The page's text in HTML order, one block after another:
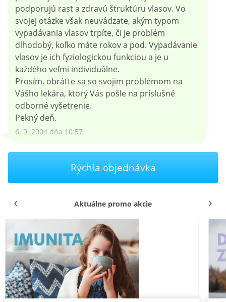
podporujú rast a zdravú štruktúru vlasov. Vo
svojej otázke však neuvádzate, akým typom
vypadávania vlasov trpíte, či je problém
dlhodobý, koľko máte rokov a pod. Vypadávanie
vlasov je ich fyziologickou funkciou a je u
každého veľmi individuálne.
Prosím, obráťte sa so svojim problémom na
Vášho lekára, ktorý Vás pošle na príslušné
odborné vyšetrenie.
Pekný deň.
6. 9. 2004 dňa 10:57
Rýchla objednávka
Aktuálne promo akcie